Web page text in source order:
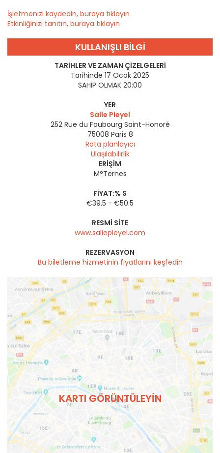
İşletmenizi kaydedin, buraya tıklayın
Etkinliğinizi tanıtın, buraya tıklayın
KULLANIŞLI BILGI
TARIHLER VE ZAMAN ÇIZELGELERI
Tarihinde 17 Ocak 2025
SAHİP OLMAK 20:00
YER
Salle Pleyel
252 Rue du Faubourg Saint-Honoré
75008 Paris 8
Rota planlayıcı
Ulaşılabilirlik
ERIŞIM
M°Ternes
FIYAT:% S
€39.5 - €50.5
RESMI SITE
www.sallepleyel.com
REZERVASYON
Bu biletleme hizmetinin fiyatlarını keşfedin
KARTI GÖRÜNTÜLEYIN